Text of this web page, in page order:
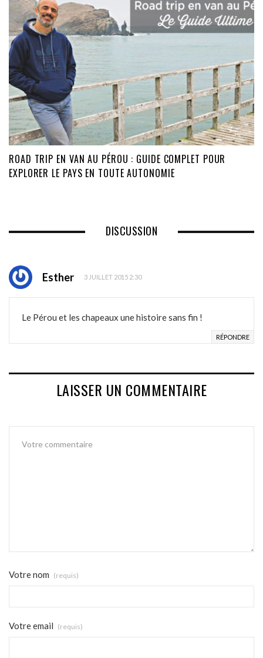
ROAD TRIP EN VAN AU PÉROU : GUIDE COMPLET POUR
EXPLORER LE PAYS EN TOUTE AUTONOMIE
DISCUSSION
Esther 3 JUILLET 2015 2:30
Le Pérou et les chapeaux une histoire sans fin !
RÉPONDRE
LAISSER UN COMMENTAIRE
Votre nom (requis)
Votre email (requis)